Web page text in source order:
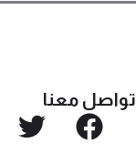
تواصل معنا